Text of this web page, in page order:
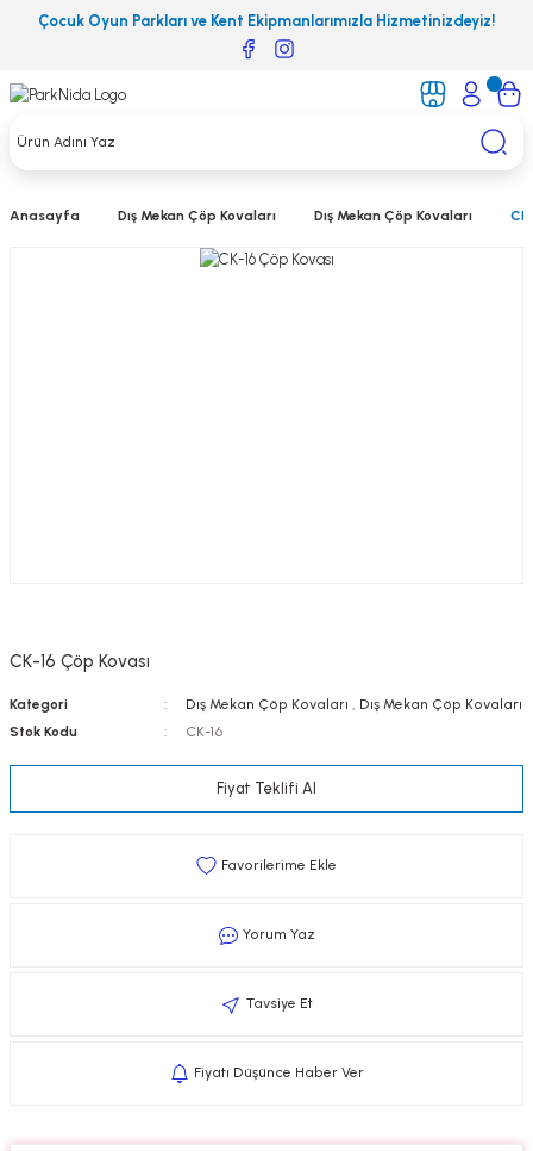
Çocuk Oyun Parkları ve Kent Ekipmanlarımızla Hizmetinizdeyiz!
Anasayfa Dış Mekan Çöp Kovaları Dış Mekan Çöp Kovaları
CK-16 Çöp Kovası
Kategori Dış Mekan Çöp Kovaları
Dış Mekan Çöp Kovaları
Stok Kodu
CK-16
Fiyat Teklifi Al
Yorum Yaz
Tavsiye Et
Fiyatı Düşünce Haber Ver